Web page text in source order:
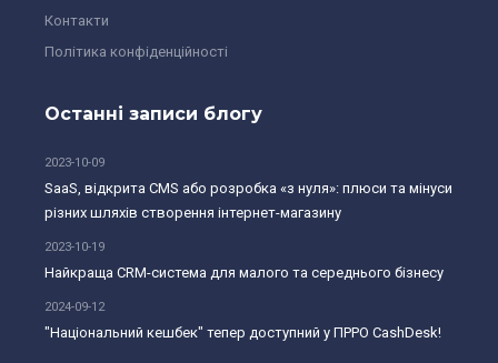
Контакти
Політика конфіденційності
Останні записи блогу
2023-10-09
SaaS, відкрита CMS або розробка «з нуля»: плюси та мінуси
різних шляхів створення інтернет-магазину
2023-10-19
Найкраща CRM-система для малого та середнього бізнесу
2024-09-12
"Національний кешбек" тепер доступний у ПРРО CashDesk!